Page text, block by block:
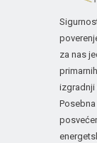
za nas
izgradnji